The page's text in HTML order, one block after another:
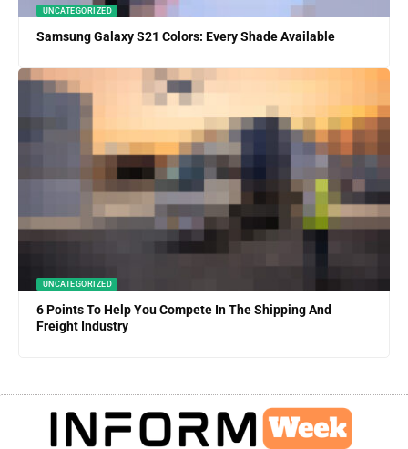
UNCATEGORIZED
Samsung Galaxy S21 Colors: Every Shade Available
UNCATEGORIZED
6 Points To Help You Compete In The Shipping And
Freight Industry